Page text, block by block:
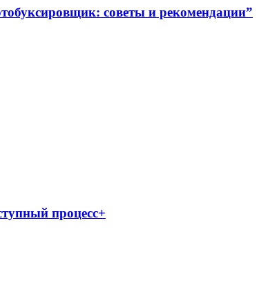
советы и рекомендации”
процесс+